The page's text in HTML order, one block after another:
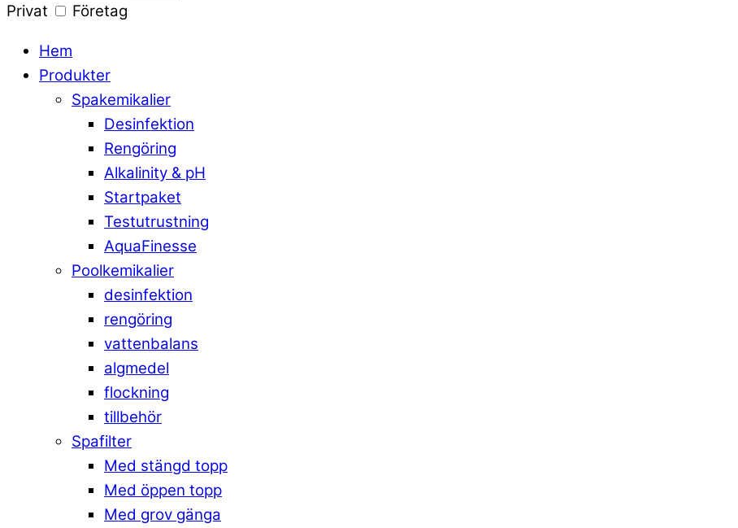
Privat Företag
Hem
Produkter
Spakemikalier
Desinfektion
Rengöring
Alkalinity & pH
Startpaket
Testutrustning
AquaFinesse
Poolkemikalier
desinfektion
rengöring
vattenbalans
algmedel
flockning
tillbehör
Spafilter
Med stängd topp
Med öppen topp
Med grov gänga